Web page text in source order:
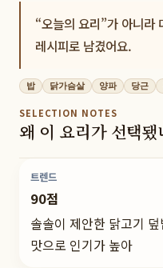
“오늘의 요리”가 아니라
레시피로 남겼어요.
밥 닭가슴살 양파 당근
SELECTION NOTES
왜 이 요리가 선택됐
트렌드
90점
솔솔이 제안한 닭고기
맛으로 인기가 높아